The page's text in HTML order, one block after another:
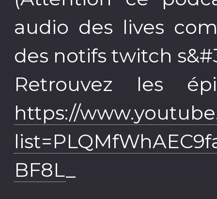
audio des lives
des notifs twitch
Retrouvez les
https://
BF8L_